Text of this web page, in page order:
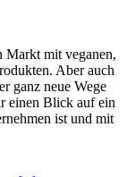
Markt mit veganen,
Aber auch
ganz neue Wege
einen Blick auf ein
ist und mit